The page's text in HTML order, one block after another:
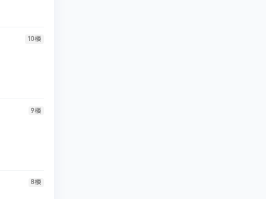
10楼
9楼
8楼